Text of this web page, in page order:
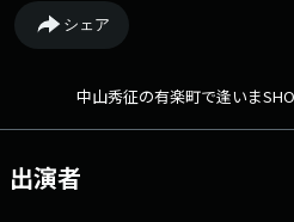
シェア
中山秀征の有楽町で逢いま
出演者